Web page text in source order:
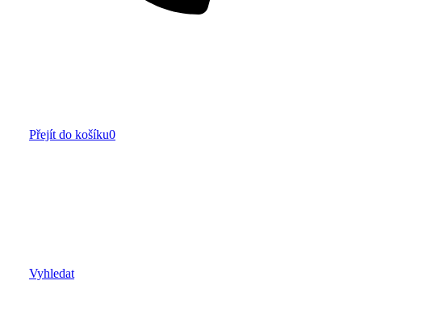
Přejít do košíku0
Vyhledat